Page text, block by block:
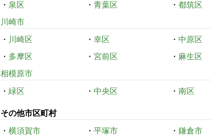
・ 泉区 ・ 青葉区 ・ 都筑区
川崎市
・ 川崎区 ・ 幸区 ・ 中原区
・ 多摩区 ・ 宮前区 ・ 麻生区
相模原市
・ 緑区 ・ 中央区 ・ 南区
その他市区町村
・ 横須賀市 ・ 平塚市 ・ 鎌倉市